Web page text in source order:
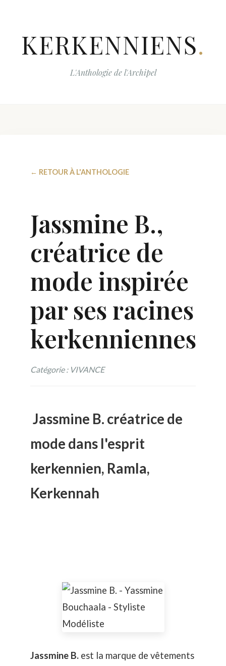
KERKENNIENS.
L'Anthologie de l'Archipel
← RETOUR À L'ANTHOLOGIE
Jassmine B.,
créatrice de
mode inspirée
par ses racines
kerkenniennes
Catégorie : VIVANCE
Jassmine B. créatrice de
mode dans l'esprit
kerkennien, Ramla,
Kerkennah
Jassmine B. est la marque de vêtements